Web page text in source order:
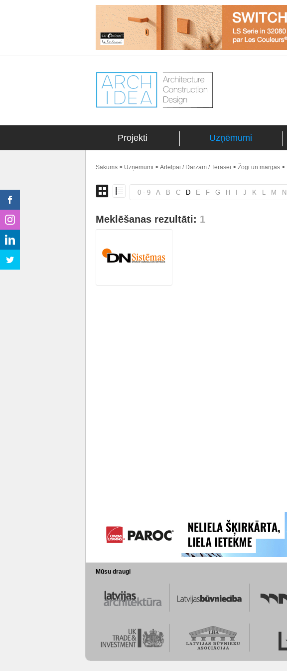
Projekti Uzņēmumi
Sākums > Uzņēmumi > Ārtelpai / Dārzam / Terasei > Žogi un margas >
0 - 9 A B C D E F G H J K L M N
Meklēšanas rezultāti: 1
Mūsu draugi